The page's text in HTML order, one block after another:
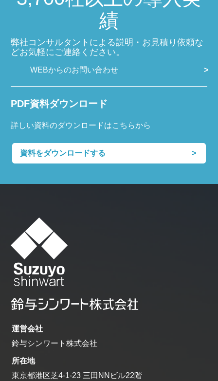
績
弊社コンサルタントによる説明・お見積り依頼な
どお気軽にご連絡ください。
WEBからのお問い合わせ
PDF資料ダウンロード
詳しい資料のダウンロードはこちらから
資料をダウンロードする
運営会社
鈴与シンワート株式会社
所在地
東京都港区芝4-1-23 三田NNビル22階